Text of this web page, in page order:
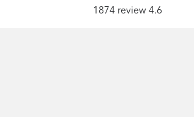
1874 review 4.6